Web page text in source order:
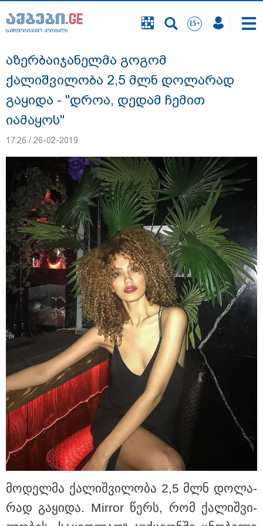
საინფორმაციო პორტალი
სასკოლო ფორმების ჩინეთიდან
საქართველოში მოწოდება სამ ეტაპად
მოხდება - დეტალები
"არ მიმატოვო, გეხვეწები" - 12
წლის წინანდელი ვიდეო და
ახალი გარემოება დაკარგული
ბიჭის საქმეში: რას ამბობს გურამ
დადიანიძის დედა
რატომ ჩაბნელდა საქართველო
მესამედ და გველოდება თუ არა
ზამთარში მასშტაბური
ენერგოკრიზისი - "პრობლემის
მოგვარებას დაახლოებით ერთი
თვე დასჭირდება"
ევროპაში საწვავის ფასები
მკვეთრად შეიცვალა - რომელ
ქვეყნებშია ბენზინი ყველაზე
ძვირი და ყველაზე იაფი
საინფორმაციო პორტალი
აზერბაიჯანელმა გოგომ
ქალიშვილობა 2,5 მლნ დოლარად
გაყიდა - "დროა, დედამ ჩემით
იამაყოს"
17:26 / 26-02-2019
მო­დელ­მა ქა­ლიშ­ვი­ლო­ბა 2,5 მლნ დო­ლა­
რად გა­ყი­და. Mirror წერს, რომ ქა­ლიშ­ვი­